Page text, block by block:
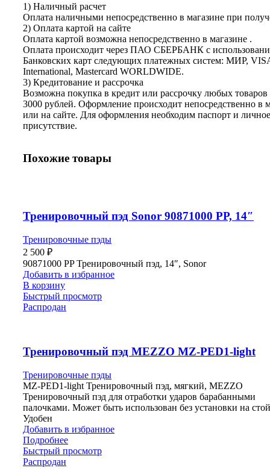
1) Наличный расчет
Оплата наличными непосредственно в магазине при
2) Оплата картой на сайте
Оплата картой возможна непосредственно в магазине .
Оплата происходит через ПАО СБЕРБАНК с
Банковских карт следующих платежных систем: МИР,
International, Mastercard WORLDWIDE.
3) Кредитование и рассрочка
Возможна покупка в кредит или рассрочку любых
3000 рублей. Оформление происходит непосредственно в
или на сайте. Для оформления необходим паспорт и личное
присутствие.
Похожие товары
Тренировочный пэд Sonor 90871000 PP, 14″
Тренировочные пэды
2 500 ₽
90871000 PP Тренировочный пэд, 14″, Sonor
Добавить в избранное
В корзину
Быстрый просмотр
Распродан
Тренировочный пэд MEZZO MZ-PED1-light
Тренировочные пэды
MZ-PED1-light Тренировочный пэд, мягкий, MEZZO
Тренировочный пэд для отработки ударов барабанными
палочками. Может быть использован без установки на
Удобен
Добавить в избранное
Подробнее
Быстрый просмотр
Распродан